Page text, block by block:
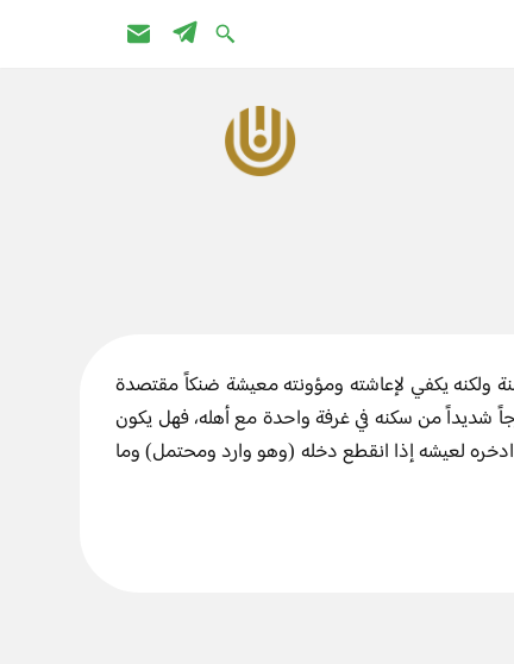
ولكنه يكفي لإعاشته ومؤونته معيشة ضنكاً مقتصدة
شديداً من سكنه في غرفة واحدة مع أهله، فهل يكون
لعيشه إذا انقطع دخله (وهو وارد ومحتمل) وما